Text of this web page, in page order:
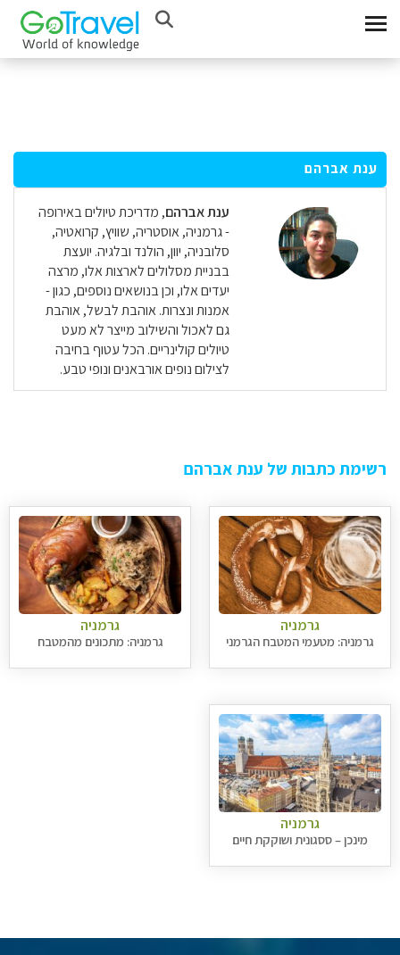
ענת אברהם
ענת אברהם, מדריכת טיולים באירופה
- גרמניה, אוסטריה, שוויץ, קרואטיה,
סלובניה, יוון, הולנד ובלגיה. יועצת
בבניית מסלולים לארצות אלו, מרצה
יעדים אלו, וכן בנושאים נוספים, כגון -
אמנות ונצרות. אוהבת לבשל, אוהבת
גם לאכול והשילוב מייצר לא מעט
טיולים קולינריים. הכל עטוף בחיבה
לצילום נופים אורבאנים ונופי טבע.
רשימת כתבות של ענת אברהם
גרמניה
גרמניה: מטעמי המטבח הגרמני
גרמניה
גרמניה: מתכונים מהמטבח
גרמניה
מינכן – ססגונית ושוקקת חיים